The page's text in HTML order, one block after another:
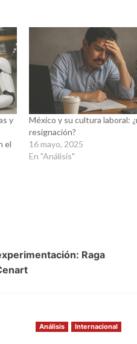
y
el
México y su cultura laboral:
resignación?
16 mayo, 2025
En "Análisis"
Raga
Análisis Internacional